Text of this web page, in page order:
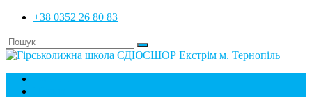
+38 0352 26 80 83